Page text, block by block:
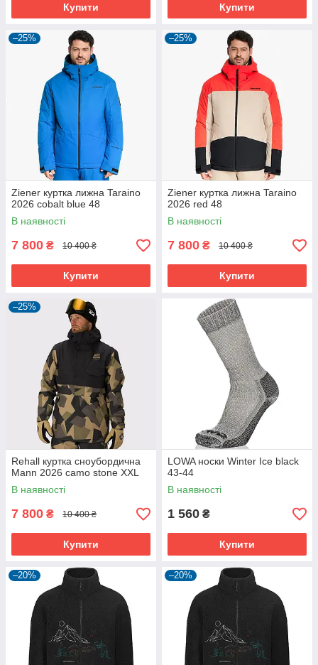
Купити Купити
–25%
Ziener куртка лижна Taraino
2026 cobalt blue 48
В наявності
7 800 ₴ 10 400 ₴
Купити
–25%
Ziener куртка лижна Taraino
2026 red 48
В наявності
7 800 ₴ 10 400 ₴
Купити
–25%
Rehall куртка сноубордична
Mann 2026 camo stone XXL
В наявності
7 800 ₴ 10 400 ₴
Купити
LOWA носки Winter Ice black
43-44
В наявності
1 560 ₴
Купити
–20% –20%